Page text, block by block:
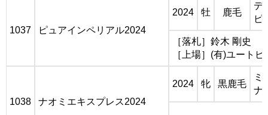
1037 ピュアインペリアル2024
2024 牡 鹿毛
デ
ピ
［落札］鈴木 剛史
［上場］(有)ユートピ
1038 ナオミエキスプレス2024
2024 牝 黒鹿毛
ミ
ナ